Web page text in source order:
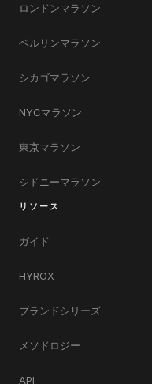
ロンドンマラソン
ベルリンマラソン
シカゴマラソン
NYCマラソン
東京マラソン
シドニーマラソン
リソース
ガイド
HYROX
ブランドシリーズ
メソドロジー
API